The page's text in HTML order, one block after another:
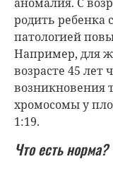
родить ребенка
патологией
Например, для
возрасте 45 лет
возникновения
хромосомы у
1:19.
Что есть норма?